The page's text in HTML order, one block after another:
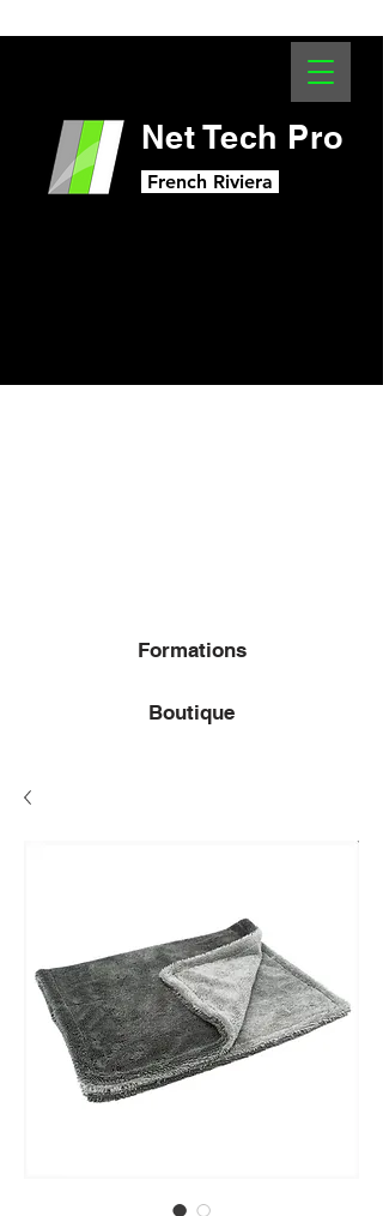
Net Tech Pro
French Riviera
Formations
Boutique